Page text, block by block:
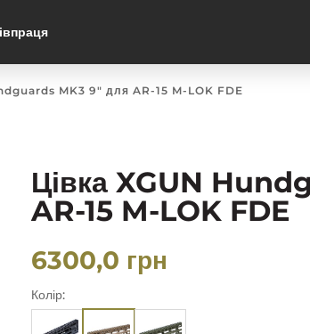
MK3 9″ для AR-15 M-LOK FDE
Цівка XGUN
AR-15 M-LOK FDE
6300,0 грн
Колір: